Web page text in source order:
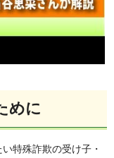
めに
特殊詐欺の受け子・